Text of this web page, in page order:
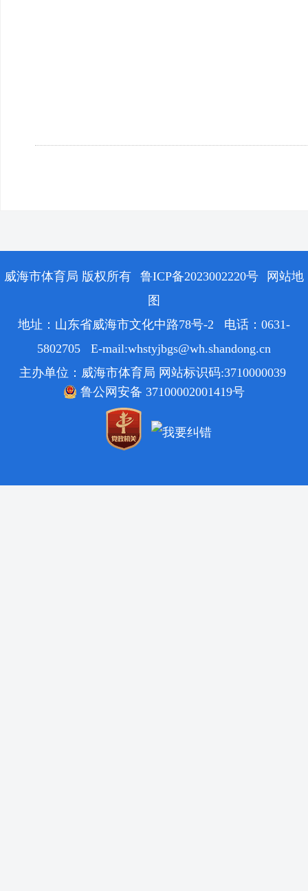
威海市体育局 版权所有 鲁ICP备2023002220号
网站地
图
地址：山东省威海市文化中路78号-2 电话：0631-
5802705 E-mail:whstyjbgs@wh.shandong.cn
主办单位：威海市体育局 网站标识码:3710000039
鲁公网安备 37100002001419号